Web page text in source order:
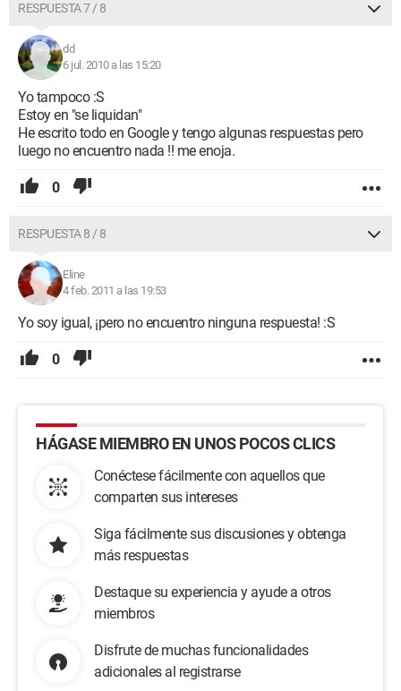
RESPUESTA 7 / 8
dd
6 jul. 2010 a las 15:20
Yo tampoco :S
Estoy en "se liquidan"
He escrito todo en Google y tengo algunas respuestas pero
luego no encuentro nada !! me enoja.
0
RESPUESTA 8 / 8
Eline
4 feb. 2011 a las 19:53
Yo soy igual, ¡pero no encuentro ninguna respuesta! :S
0
HÁGASE MIEMBRO EN UNOS POCOS CLICS
Conéctese fácilmente con aquellos que
comparten sus intereses
Siga fácilmente sus discusiones y obtenga
más respuestas
Destaque su experiencia y ayude a otros
miembros
Disfrute de muchas funcionalidades
adicionales al registrarse